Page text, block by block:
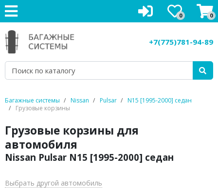
0 0
+7(775)781-94-89
Багажные системы Nissan Pulsar
N15 [1995-2000] седан
Грузовые корзины
Грузовые корзины для
автомобиля
Nissan Pulsar N15 [1995-2000] седан
Выбрать другой автомобиль
Багажники на крышу
Рейлинги на крышу
Боксы на крышу
Велокрепления
Грузовые корзины
Аксессуары
Услуги